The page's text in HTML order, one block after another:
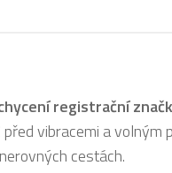
registrační
vibracemi a
cestách.